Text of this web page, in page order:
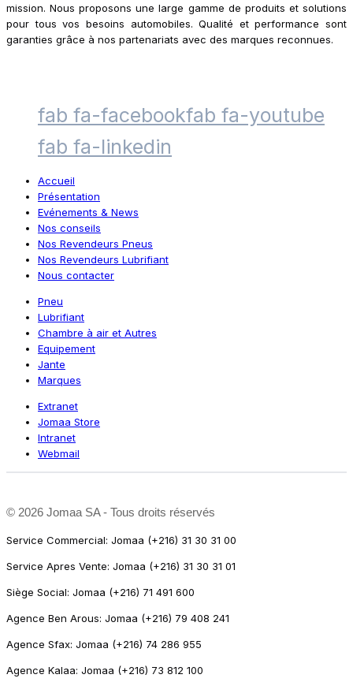
mission. Nous proposons une large gamme de produits et solutions
pour tous vos besoins automobiles. Qualité et performance sont
garanties grâce à nos partenariats avec des marques reconnues.
fab fa-facebookfab fa-youtube
fab fa-linkedin
Accueil
Présentation
Evénements & News
Nos conseils
Nos Revendeurs Pneus
Nos Revendeurs Lubrifiant
Nous contacter
Pneu
Lubrifiant
Chambre à air et Autres
Equipement
Jante
Marques
Extranet
Jomaa Store
Intranet
Webmail
© 2026 Jomaa SA - Tous droits réservés
Service Commercial: Jomaa (+216) 31 30 31 00
Service Apres Vente: Jomaa (+216) 31 30 31 01
Siège Social: Jomaa (+216) 71 491 600
Agence Ben Arous: Jomaa (+216) 79 408 241
Agence Sfax: Jomaa (+216) 74 286 955
Agence Kalaa: Jomaa (+216) 73 812 100